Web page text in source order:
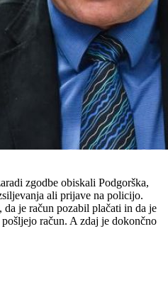
zgodbe obiskali Podgorška,
ali prijave na policijo.
je račun pozabil plačati in da je
račun. A zdaj je dokončno